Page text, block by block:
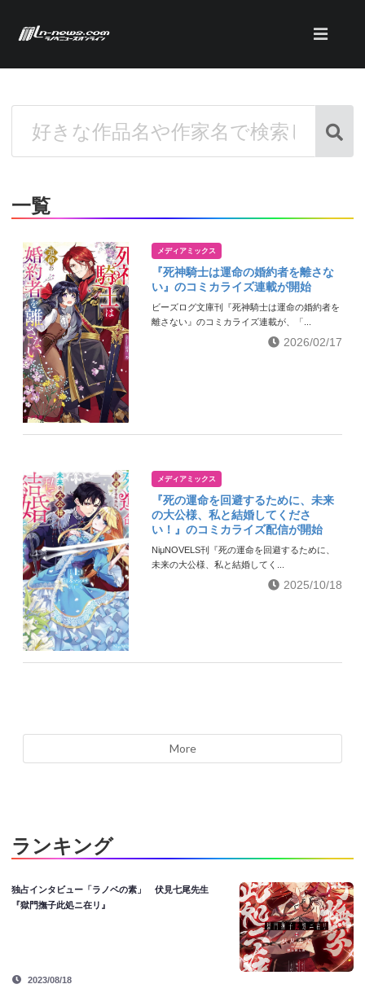
一覧
メディアミックス
『死神騎士は運命の婚約者を離さな
い』のコミカライズ連載が開始
ビーズログ文庫刊『死神騎士は運命の婚約者を
離さない』のコミカライズ連載が、「...
2026/02/17
メディアミックス
『死の運命を回避するために、未来
の大公様、私と結婚してくださ
い！』のコミカライズ配信が開始
NiμNOVELS刊『死の運命を回避するために、
未来の大公様、私と結婚してく...
2025/10/18
More
ランキング
独占インタビュー「ラノベの素」 伏見七尾先生
『獄門撫子此処ニ在リ』
2023/08/18